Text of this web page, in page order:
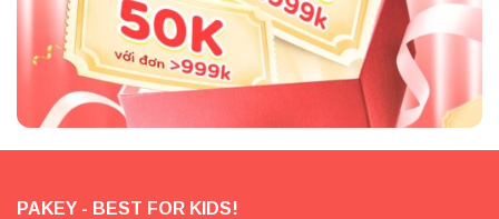
PAKEY - BEST FOR KIDS!